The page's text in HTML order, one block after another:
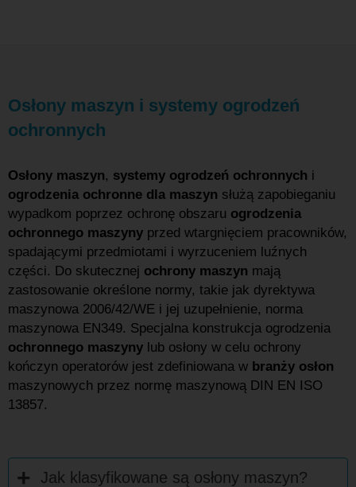
Osłony maszyn i systemy ogrodzeń
ochronnych
Osłony maszyn, systemy ogrodzeń ochronnych i
ogrodzenia ochronne dla maszyn służą zapobieganiu
wypadkom poprzez ochronę obszaru ogrodzenia
ochronnego maszyny przed wtargnięciem pracowników,
spadającymi przedmiotami i wyrzuceniem luźnych
części. Do skutecznej ochrony maszyn mają
zastosowanie określone normy, takie jak dyrektywa
maszynowa 2006/42/WE i jej uzupełnienie, norma
maszynowa EN349. Specjalna konstrukcja ogrodzenia
ochronnego maszyny lub osłony w celu ochrony
kończyn operatorów jest zdefiniowana w branży osłon
maszynowych przez normę maszynową DIN EN ISO
13857.
Jak klasyfikowane są osłony maszyn?